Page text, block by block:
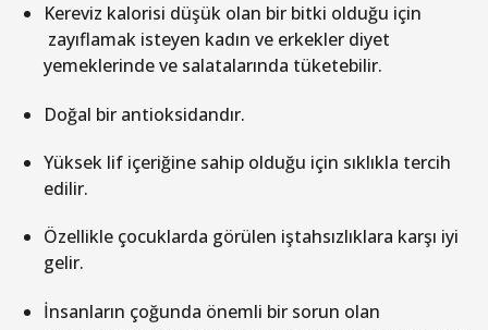
Kereviz kalorisi düşük olan bir bitki olduğu için
zayıflamak isteyen kadın ve erkekler diyet
yemeklerinde ve salatalarında tüketebilir.
Doğal bir antioksidandır.
Yüksek lif içeriğine sahip olduğu için sıklıkla tercih
edilir.
Özellikle çocuklarda görülen iştahsızlıklara karşı iyi
gelir.
İnsanların çoğunda önemli bir sorun olan